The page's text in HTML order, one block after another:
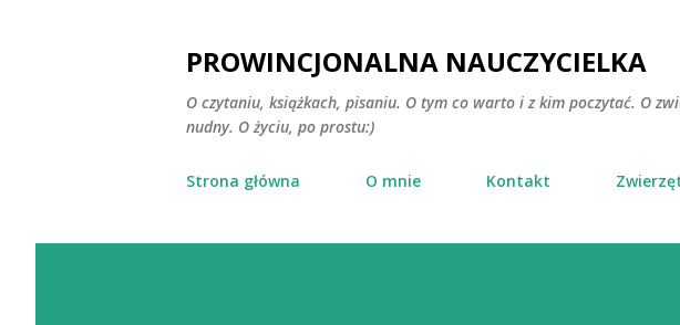
PROWINCJONALNA NAUCZYCIELKA
O czytaniu, książkach, pisaniu. O tym co warto i z kim poczytać. O
nudny. O życiu, po prostu:)
Strona główna O mnie Kontakt